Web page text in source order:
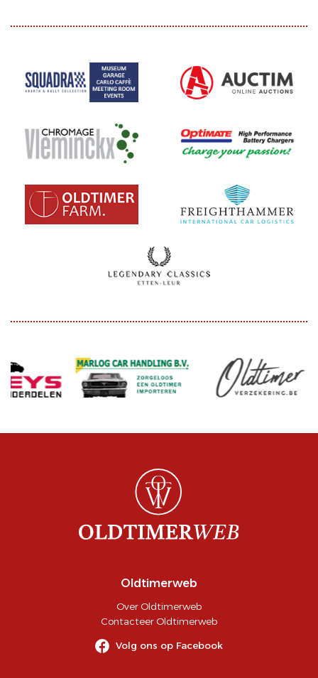
Oldtimerweb
Over Oldtimerweb
Contacteer Oldtimerweb
Volg ons op Facebook